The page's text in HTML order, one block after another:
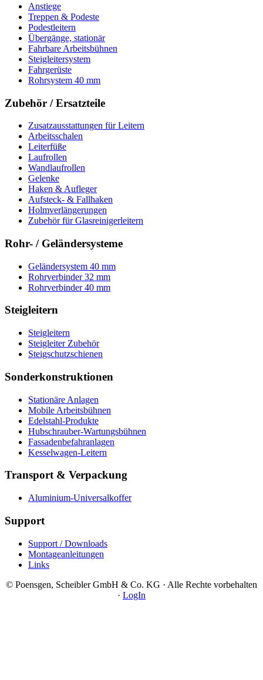
Anstiege
Treppen & Podeste
Podestleitern
Übergänge, stationär
Fahrbare Arbeitsbühnen
Steigleitersystem
Fahrgerüste
Rohrsystem 40 mm
Zubehör / Ersatzteile
Zusatzausstattungen für Leitern
Arbeitsschalen
Leiterfüße
Laufrollen
Wandlaufrollen
Gelenke
Haken & Aufleger
Aufsteck- & Fallhaken
Holmverlängerungen
Zubehör für Glasreinigerleitern
Rohr- / Geländersysteme
Geländersystem 40 mm
Rohrverbinder 32 mm
Rohrverbinder 40 mm
Steigleitern
Steigleitern
Steigleiter Zubehör
Steigschutzschienen
Sonderkonstruktionen
Stationäre Anlagen
Mobile Arbeitsbühnen
Edelstahl-Produkte
Hubschrauber-Wartungsbühnen
Fassadenbefahranlagen
Kesselwagen-Leitern
Transport & Verpackung
Aluminium-Universalkoffer
Support
Support / Downloads
Montageanleitungen
Links
© Poensgen, Scheibler GmbH & Co. KG · Alle Rechte vorbehalten
· LogIn